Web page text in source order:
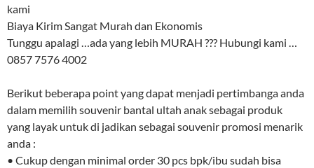
kami
Biaya Kirim Sangat Murah dan Ekonomis
Tunggu apalagi …ada yang lebih MURAH ??? Hubungi kami …
0857 7576 4002
Berikut beberapa point yang dapat menjadi pertimbanga anda
dalam memilih souvenir bantal ultah anak sebagai produk
yang layak untuk di jadikan sebagai souvenir promosi menarik
anda :
• Cukup dengan minimal order 30 pcs bpk/ibu sudah bisa